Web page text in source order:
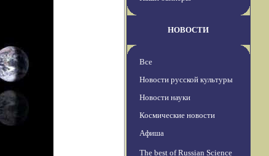
НОВОСТИ
Все
Новости русской культуры
Новости науки
Космические новости
Афиша
The best of Russian Science